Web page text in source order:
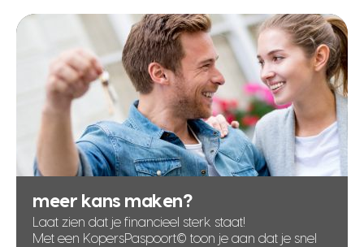
meer kans maken?
Laat zien dat je financieel sterk staat!
Met een KopersPaspoort© toon je aan dat je snel